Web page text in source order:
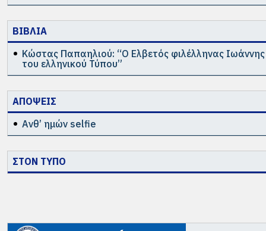
ΒΙΒΛΙΑ
Κώστας Παπαηλιού: “Ο Ελβετός φιλέλληνας
του ελληνικού Τύπου”
ΑΠΟΨΕΙΣ
Ανθ’ ημών selfie
ΣΤΟΝ ΤΥΠΟ